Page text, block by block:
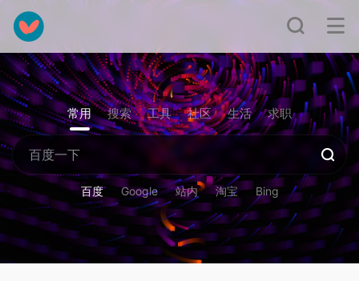
常用 搜索 工具 社区 生活 求职
百度 Google 站内 淘宝 Bing